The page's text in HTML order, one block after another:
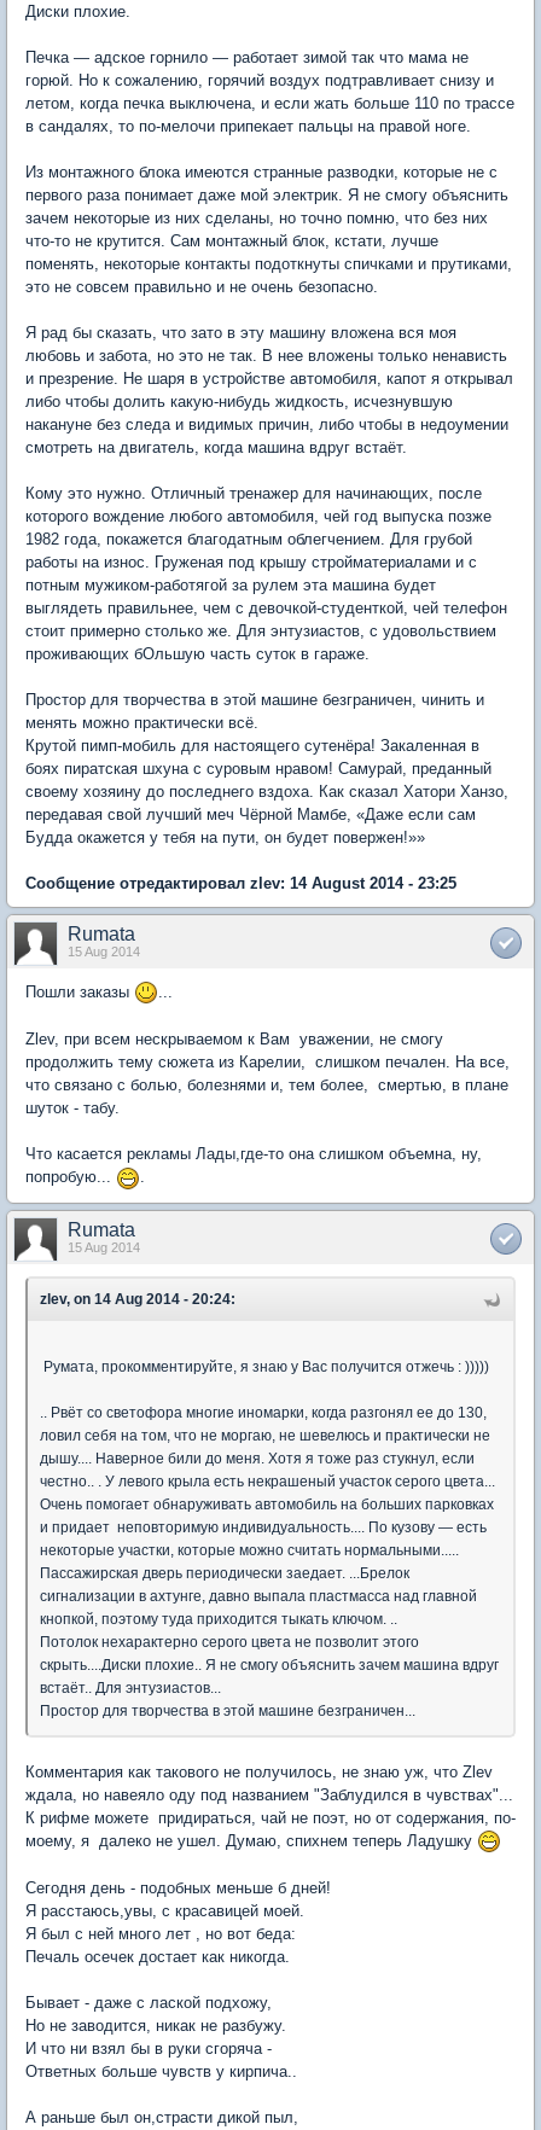
Диски плохие.
Печка — адское горнило — работает зимой так что мама не
горюй. Но к сожалению, горячий воздух подтравливает снизу и
летом, когда печка выключена, и если жать больше 110 по трассе
в сандалях, то по-мелочи припекает пальцы на правой ноге.
Из монтажного блока имеются странные разводки, которые не с
первого раза понимает даже мой электрик. Я не смогу объяснить
зачем некоторые из них сделаны, но точно помню, что без них
что-то не крутится. Сам монтажный блок, кстати, лучше
поменять, некоторые контакты подоткнуты спичками и прутиками,
это не совсем правильно и не очень безопасно.
Я рад бы сказать, что зато в эту машину вложена вся моя
любовь и забота, но это не так. В нее вложены только ненависть
и презрение. Не шаря в устройстве автомобиля, капот я открывал
либо чтобы долить какую-нибудь жидкость, исчезнувшую
накануне без следа и видимых причин, либо чтобы в недоумении
смотреть на двигатель, когда машина вдруг встаёт.
Кому это нужно. Отличный тренажер для начинающих, после
которого вождение любого автомобиля, чей год выпуска позже
1982 года, покажется благодатным облегчением. Для грубой
работы на износ. Груженая под крышу стройматериалами и с
потным мужиком-работягой за рулем эта машина будет
выглядеть правильнее, чем с девочкой-студенткой, чей телефон
стоит примерно столько же. Для энтузиастов, с удовольствием
проживающих бОльшую часть суток в гараже.
Простор для творчества в этой машине безграничен, чинить и
менять можно практически всё.
Крутой пимп-мобиль для настоящего сутенёра! Закаленная в
боях пиратская шхуна с суровым нравом! Самурай, преданный
своему хозяину до последнего вздоха. Как сказал Хатори Ханзо,
передавая свой лучший меч Чёрной Мамбе, «Даже если сам
Будда окажется у тебя на пути, он будет повержен!»»
Сообщение отредактировал zlev: 14 August 2014 - 23:25
Rumata
15 Aug 2014
Пошли заказы
Zlev, при всем нескрываемом к Вам уважении, не смогу
продолжить тему сюжета из Карелии, слишком печален. На все,
что связано с болью, болезнями и, тем более, смертью, в плане
шуток - табу.
Что касается рекламы Лады,где-то она слишком объемна, ну,
попробую...
.
Rumata
15 Aug 2014
zlev, on 14 Aug 2014 - 20:24:
Румата, прокомментируйте, я знаю у Вас получится отжечь : )))))
.. Рвёт со светофора многие иномарки, когда разгонял ее до 130,
ловил себя на том, что не моргаю, не шевелюсь и практически не
дышу.... Наверное били до меня. Хотя я тоже раз стукнул, если
честно.. . У левого крыла есть некрашеный участок серого цвета...
Очень помогает обнаруживать автомобиль на больших парковках
и придает неповторимую индивидуальность.... По кузову — есть
некоторые участки, которые можно считать нормальными.....
Пассажирская дверь периодически заедает. ...Брелок
сигнализации в ахтунге, давно выпала пластмасса над главной
кнопкой, поэтому туда приходится тыкать ключом. ..
Потолок нехарактерно серого цвета не позволит этого
скрыть....Диски плохие.. Я не смогу объяснить зачем машина вдруг
встаёт.. Для энтузиастов...
Простор для творчества в этой машине безграничен...
Комментария как такового не получилось, не знаю уж, что Zlev
ждала, но навеяло оду под названием "Заблудился в чувствах"...
К рифме можете придираться, чай не поэт, но от содержания, по-
моему, я далеко не ушел. Думаю, спихнем теперь Ладушку
Сегодня день - подобных меньше б дней!
Я расстаюсь,увы, с красавицей моей.
Я был с ней много лет , но вот беда:
Печаль осечек достает как никогда.
Бывает - даже с лаской подхожу,
Но не заводится, никак не разбужу.
И что ни взял бы в руки сгоряча -
Ответных больше чувств у кирпича..
А раньше был он,страсти дикой пыл,